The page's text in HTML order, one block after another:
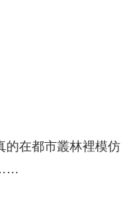
的在都市叢林裡模仿
……